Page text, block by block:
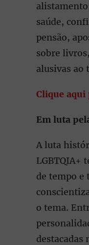
saúde,
pensão,
sobre
alusivas ao
Clique aqui
Em luta
A luta
LGBTQIA+
de tempo e
o tema.
destacadas